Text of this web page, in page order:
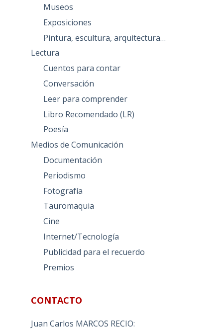
Museos
Exposiciones
Pintura, escultura, arquitectura…
Lectura
Cuentos para contar
Conversación
Leer para comprender
Libro Recomendado (LR)
Poesía
Medios de Comunicación
Documentación
Periodismo
Fotografía
Tauromaquia
Cine
Internet/Tecnología
Publicidad para el recuerdo
Premios
CONTACTO
Juan Carlos MARCOS RECIO: